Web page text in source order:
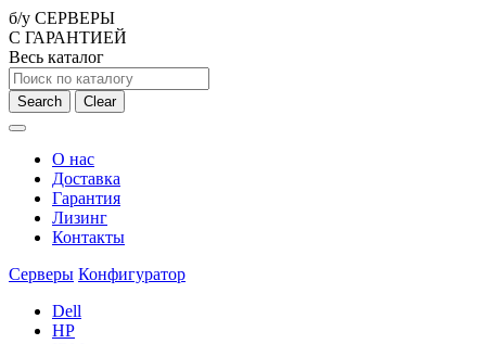
б/у СЕРВЕРЫ
С ГАРАНТИЕЙ
Весь каталог
Search Clear
О нас
Доставка
Гарантия
Лизинг
Контакты
Серверы Конфигуратор
Dell
HP